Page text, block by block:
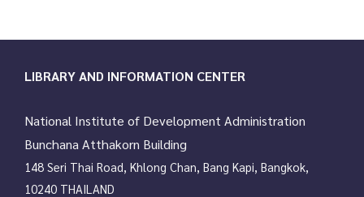
a
i
o
n
LIBRARY AND INFORMATION CENTER
National Institute of Development Administration
Bunchana Atthakorn Building
148 Seri Thai Road, Khlong Chan, Bang Kapi, Bangkok,
10240 THAILAND